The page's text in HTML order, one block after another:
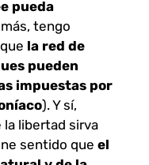
pueda
tengo
la red de
pueden
impuestas por
). Y sí,
la libertad sirva
sentido que el